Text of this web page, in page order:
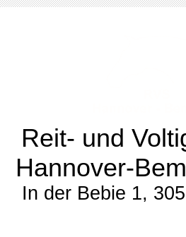
Reit- und
Hannover-
In der Bebie 1,